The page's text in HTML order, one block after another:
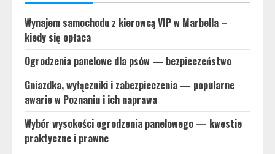
Wynajem samochodu z kierowcą VIP w Marbella –
kiedy się opłaca
Ogrodzenia panelowe dla psów — bezpieczeństwo
Gniazdka, wyłączniki i zabezpieczenia — popularne
awarie w Poznaniu i ich naprawa
Wybór wysokości ogrodzenia panelowego — kwestie
praktyczne i prawne